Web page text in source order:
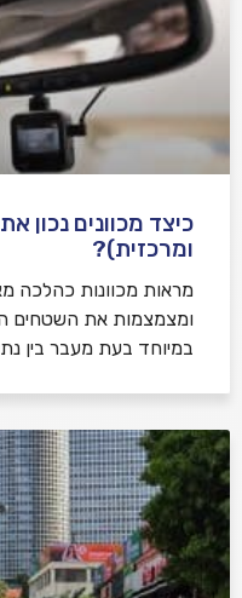
כיצד מכוונים נכון
ומרכזית)?
מראות מכוונות כהלכה
ומצמצמות את השטחים
במיוחד בעת מעבר בין